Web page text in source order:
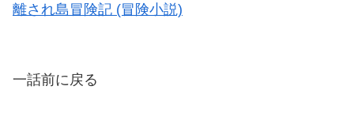
離され島冒険記 (冒険小説)
一話前に戻る